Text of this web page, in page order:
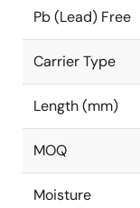
Pb (Lead) Free
Carrier Type
Length (mm)
MOQ
Moisture